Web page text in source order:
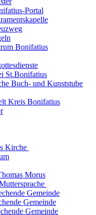
Portal
Bonifatius
St.Bonifatius
Buch- und Kunststube
Kreis Bonifatius
Kirche
Morus
Gemeinde
Gemeinde
Gemeinde